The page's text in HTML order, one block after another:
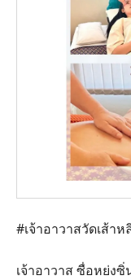
#เจ้าอาวาสวัดเส้า
เจ้าอาวาส ซื่อหย่ง